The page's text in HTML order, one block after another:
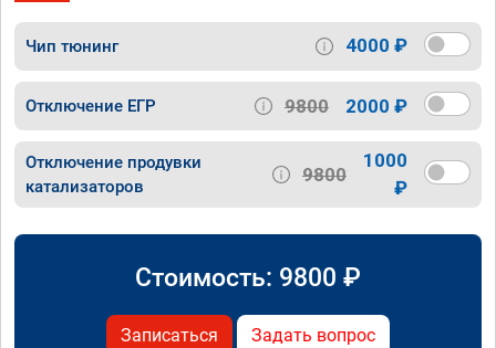
Чип тюнинг 4000 ₽
Отключение ЕГР 9800 2000 ₽
Отключение продувки
катализаторов
9800
1000
₽
Стоимость: 9800 ₽
Записаться Задать вопрос